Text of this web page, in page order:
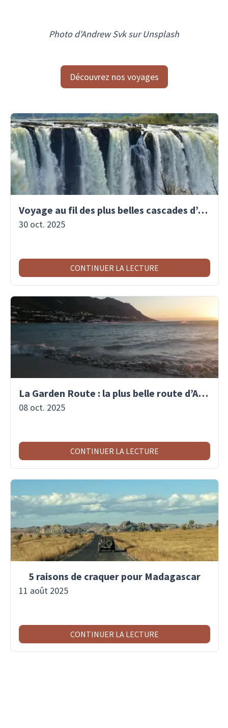
Photo d'Andrew Svk sur Unsplash
Découvrez nos voyages
Voyage au fil des plus belles cascades d’Afrique
30 oct. 2025
CONTINUER LA LECTURE
La Garden Route : la plus belle route d’Afrique du Sud
08 oct. 2025
CONTINUER LA LECTURE
5 raisons de craquer pour Madagascar
11 août 2025
CONTINUER LA LECTURE